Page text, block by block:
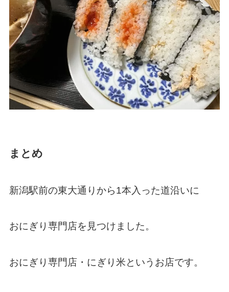
まとめ
新潟駅前の東大通りから1本入った道沿いに
おにぎり専門店を見つけました。
おにぎり専門店・にぎり米というお店です。